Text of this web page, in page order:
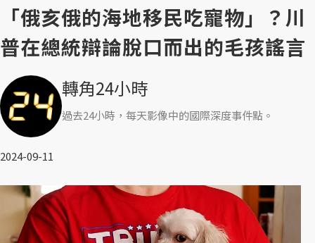
「俄亥俄的海地移民吃寵物」？川
普在總統辯論脫口而出的毛孩謠言
轉角24小時
過去24小時，每天影像中的國際深度事件點。
2024-09-11